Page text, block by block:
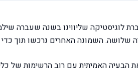
שלושה. השמונה האחרים נרכשו תוך